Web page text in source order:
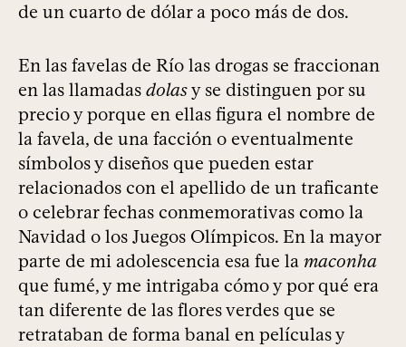
de un cuarto de dólar a poco más de dos.
En las favelas de Río las drogas se fraccionan
en las llamadas dolasy se distinguen por su
precio y porque en ellas figura el nombre de
la favela, de una facción o eventualmente
símbolos y diseños que pueden estar
relacionados con el apellido de un traficante
o celebrar fechas conmemorativas como la
Navidad o los Juegos Olímpicos. En la mayor
parte de mi adolescencia esa fue la maconha
que fumé, y me intrigaba cómo y por qué era
tan diferente de las flores verdes que se
retrataban de forma banal en películas y